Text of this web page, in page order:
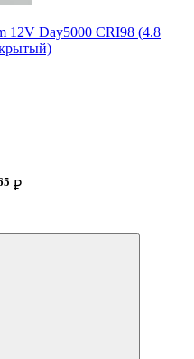
12V Day5000 CRI98 (4.8
₽